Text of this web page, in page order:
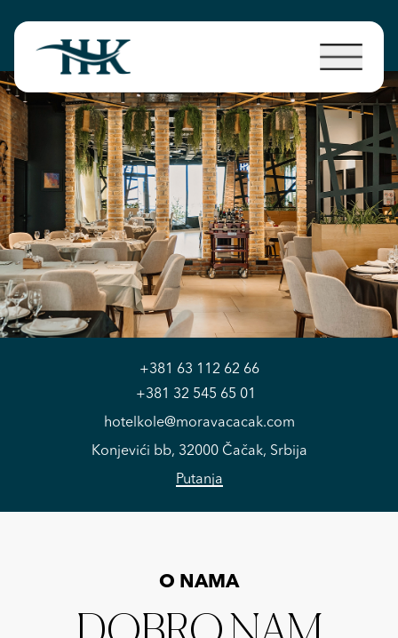
+381 63 112 62 66
+381 32 545 65 01
hotelkole@moravacacak.com
Konjevići bb, 32000 Čačak, Srbija
Putanja
O NAMA